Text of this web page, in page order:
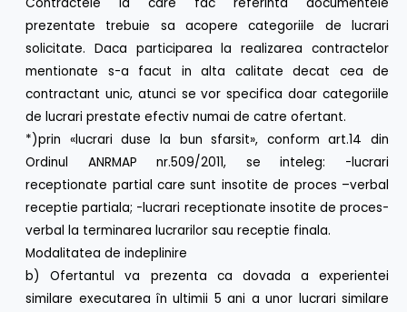
prezentate trebuie sa acopere categoriile de lucrari
solicitate. Daca participarea la realizarea contractelor
mentionate s-a facut in alta calitate decat cea de
contractant unic, atunci se vor specifica doar categoriile
de lucrari prestate efectiv numai de catre ofertant.
*)prin «lucrari duse la bun sfarsit», conform art.14 din
Ordinul ANRMAP nr.509/2011, se inteleg: -lucrari
receptionate partial care sunt insotite de proces –verbal
receptie partiala; -lucrari receptionate insotite de proces-
verbal la terminarea lucrarilor sau receptie finala.
Modalitatea de indeplinire
b) Ofertantul va prezenta ca dovada a experientei
similare executarea în ultimii 5 ani a unor lucrari similare